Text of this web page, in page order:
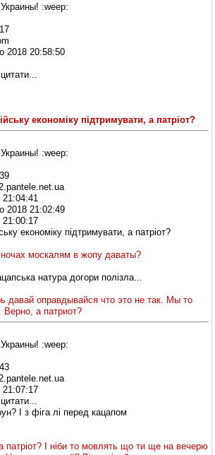
:weep:
2018 20:58:50
економіку підтримувати, а патріот?
:weep:
2018 21:02:49
21:00:17
економіку підтримувати, а патріот?
москалям в жопу даваты?
натура догори полізла...
давай оправдывайся что это не так. Мы то
Верно, а патриот?
:weep:
21:07:17
І з фіга лі перед кацапом
патріот? І ніби то мовлять що ти ще на вечерю